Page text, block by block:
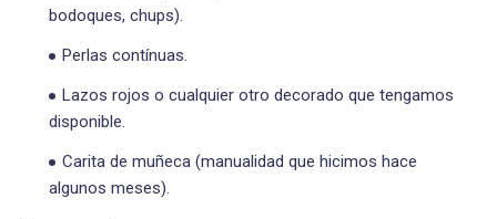
bodoques, chups).
Perlas contínuas.
Lazos rojos o cualquier otro decorado que tengamos
disponible.
Carita de muñeca (manualidad que hicimos hace
algunos meses).